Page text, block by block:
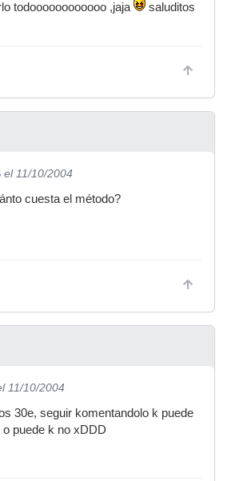
todoooooooooooo ,jaja
saluditos
el 11/10/2004
cuesta el método?
11/10/2004
30e, seguir komentandolo k puede
puede k no xDDD